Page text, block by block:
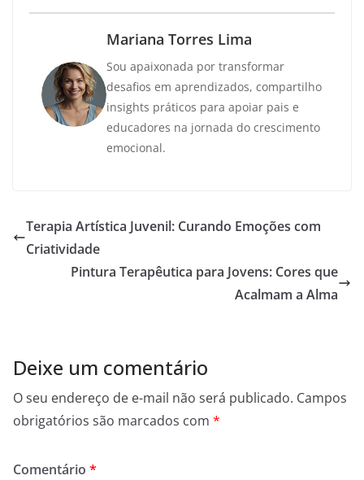
Mariana Torres Lima
Sou apaixonada por transformar
desafios em aprendizados, compartilho
insights práticos para apoiar pais e
educadores na jornada do crescimento
emocional.
Terapia Artística Juvenil: Curando Emoções com
Criatividade
Pintura Terapêutica para Jovens: Cores que
Acalmam a Alma
Deixe um comentário
O seu endereço de e-mail não será publicado. Campos
obrigatórios são marcados com *
Comentário *